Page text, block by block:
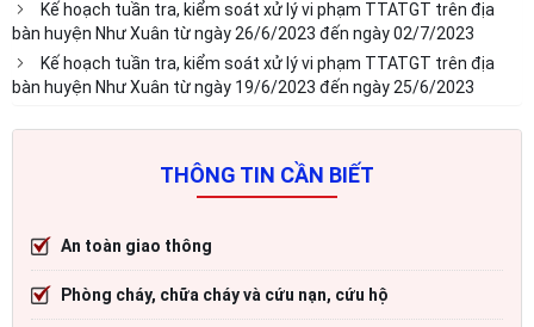
Kế hoạch tuần tra, kiểm soát xử lý vi phạm TTATGT trên địa
bàn huyện Như Xuân từ ngày 26/6/2023 đến ngày 02/7/2023
Kế hoạch tuần tra, kiểm soát xử lý vi phạm TTATGT trên địa
bàn huyện Như Xuân từ ngày 19/6/2023 đến ngày 25/6/2023
THÔNG TIN CẦN BIẾT
An toàn giao thông
Phòng cháy, chữa cháy và cứu nạn, cứu hộ